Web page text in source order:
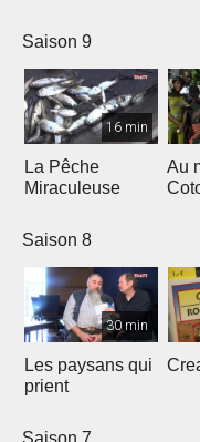
Saison 9
16 min
La Pêche
Miraculeuse
Au
Saison 8
30 min
Les paysans qui
prient
Saison 7